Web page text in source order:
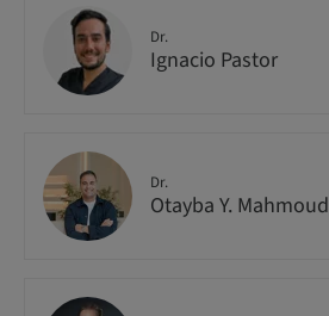
Dr.
Ignacio Pastor
Dr.
Otayba Y. Mahmoud